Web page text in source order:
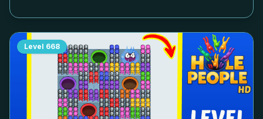
Level 668